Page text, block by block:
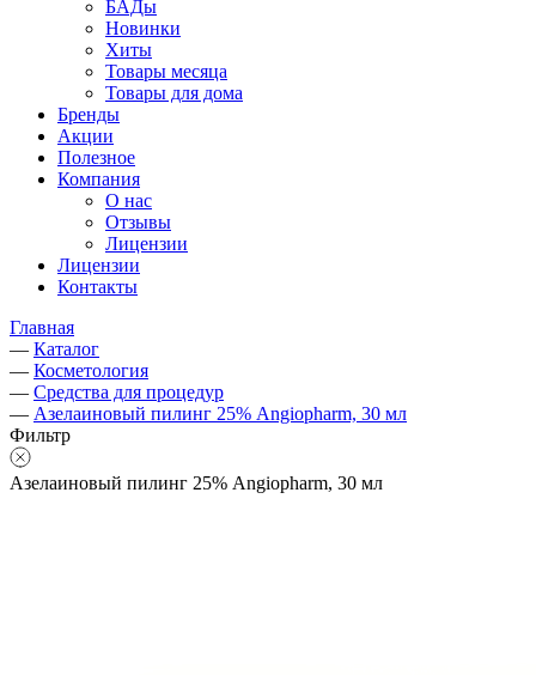
БАДы
Новинки
Хиты
Товары месяца
Товары для дома
Бренды
Акции
Полезное
Компания
О нас
Отзывы
Лицензии
Лицензии
Контакты
Главная
— Каталог
— Косметология
— Средства для процедур
— Азелаиновый пилинг 25% Angiopharm, 30 мл
Фильтр
Азелаиновый пилинг 25% Angiopharm, 30 мл